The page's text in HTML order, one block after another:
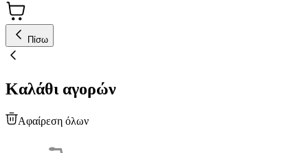
Πίσω
Καλάθι αγορών
Αφαίρεση όλων